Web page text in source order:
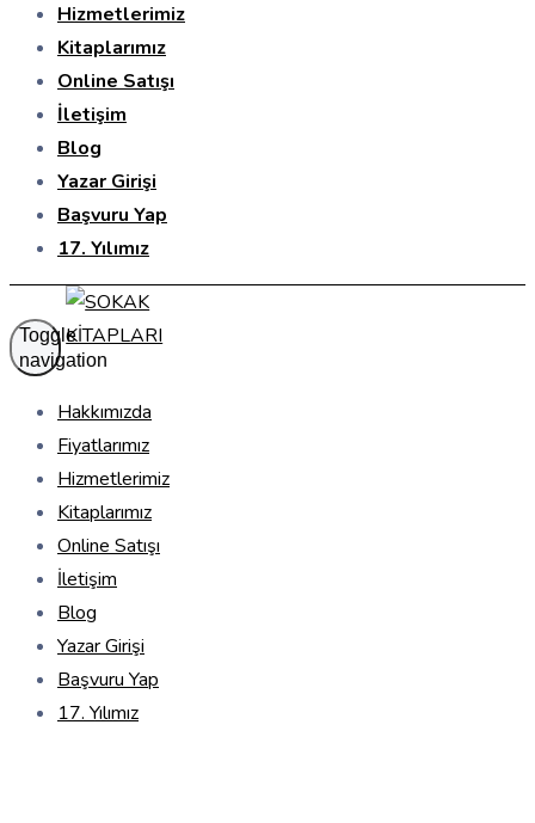
Hizmetlerimiz
Kitaplarımız
Online Satışı
İletişim
Blog
Yazar Girişi
Başvuru Yap
17. Yılımız
Toggle
navigation
Hakkımızda
Fiyatlarımız
Hizmetlerimiz
Kitaplarımız
Online Satışı
İletişim
Blog
Yazar Girişi
Başvuru Yap
17. Yılımız